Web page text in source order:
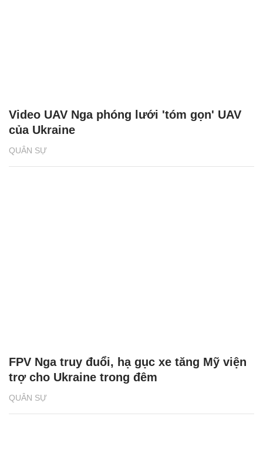
QUÂN SỰ
Video UAV Nga phóng lưới 'tóm gọn' UAV
của Ukraine
QUÂN SỰ
FPV Nga truy đuổi, hạ gục xe tăng Mỹ viện
trợ cho Ukraine trong đêm